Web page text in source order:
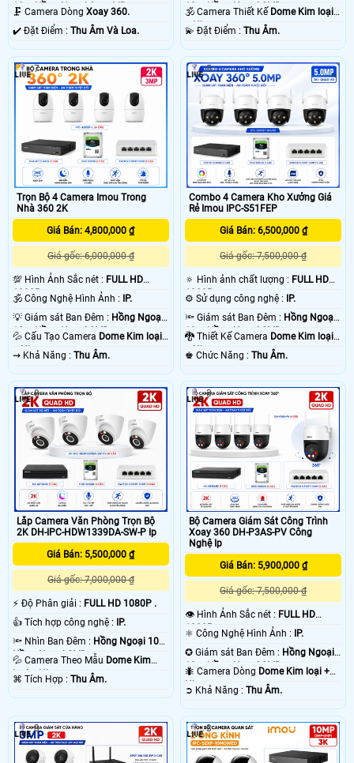
10m Hồng Ngoại Smart IR.
🗜️ Camera Dòng Xoay 360.
️✔️ Đặt Điểm : Thu Âm Và Loa.
10m Hồng Ngoại SMD.
🕉️ Camera Thiết Kế Dome Kim loại
+ Nhựa.
️💫 Đặt Điểm :Thu Âm.
Trọn Bộ 4 Camera Imou Trong
Nhà 360 2K
Giá Bán: 4,800,000 ₫
Giá gốc: 6,000,000 ₫
💯 Hình Ảnh Sắc nét : FULL HD
1080P .
🕉️ Công Nghệ Hình Ảnh : IP.
💡 Giám sát Ban Đêm : Hồng Ngoại
10m Hồng Ngoại SMD.
💦 Cấu Tạo Camera Dome Kim loại
+ Nhựa.
️⇝ Khả Năng : Thu Âm.
7
Combo 4 Camera Kho Xưởng Giá
Rẻ Imou IPC-S51FEP
Giá Bán: 6,500,000 ₫
Giá gốc: 7,500,000 ₫
🔅 Hình ảnh chất lượng : FULL HD
1080P .
⚙ Sử dụng công nghệ :
IP.
🔦 Giám sát Ban Đêm : Hồng Ngoại
10m Hồng Ngoại SMD.
🐉️ Thiết Kế Camera Dome Kim loại
+ Nhựa.
️♚ Chức Năng :Thu Âm.
5
Lắp Camera Văn Phòng Trọn Bộ
2K DH-IPC-HDW1339DA-SW-P Ip
Giá Bán: 5,500,000 ₫
Giá gốc: 7,000,000 ₫
️⚡ Độ Phân giải : FULL HD 1080P .
👍 Tích hợp công nghệ :
IP.
🔦 Nhìn Ban Đêm : Hồng Ngoại 10m
Hồng Ngoại SMD.
💦 Camera Theo Mẫu Dome Kim
loại + Nhựa. ️⌘ Tích Hợp : Thu Âm.
8
Bộ Camera Giám Sát Công Trình
Xoay 360 DH-P3AS-PV Công
Nghệ Ip
Giá Bán: 5,900,000 ₫
Giá gốc: 7,500,000 ₫
👁 Hình Ảnh Sắc nét : FULL HD
1080P .
⚛️ Công Nghệ Hình Ảnh :
IP.
✪ Giám sát Ban Đêm : Hồng Ngoại
10m Hồng Ngoại SMD.
🐜 Camera Dòng Dome Kim loại +
Nhựa.
️➲ Khả Năng :Thu Âm.
3
3 3